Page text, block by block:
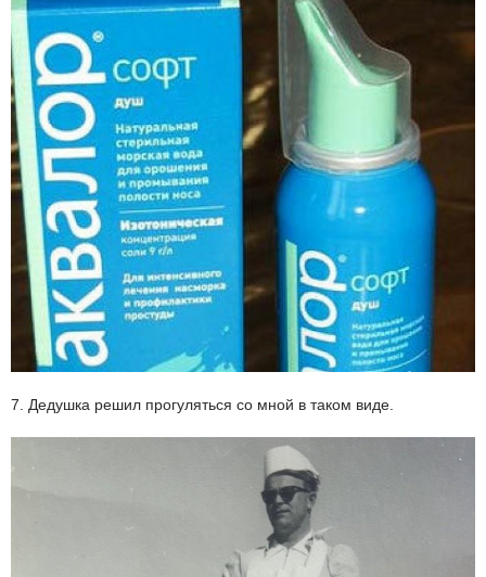
7. Дедушка решил прогуляться со мной в таком виде.